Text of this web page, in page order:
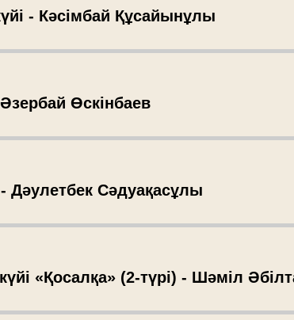
- Кәсімбай Құсайынұлы
Өскінбаев
- Дәулетбек Сәдуақасұлы
«Қосалқа» (2-түрі) - Шәміл